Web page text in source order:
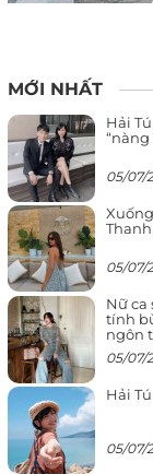
MỚI NHẤT
Hải
“nàng
05/07/
05/07/
Nữ ca
tính
ngôn
05/07/
Hải
05/07/